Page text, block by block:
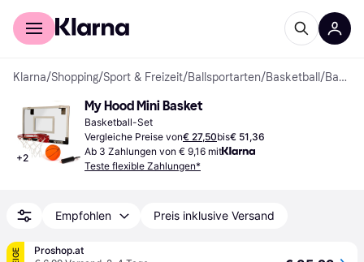
Für Shopper
Klarna/Shopping/Sport & Freizeit/Ballsportarten/Basketball / Basketball-Sets
+2
My Hood Mini Basket
Basketball-Set
Vergleiche Preise von€ 27,50bis€ 51,36
Ab 3 Zahlungen von € 9,16 mit
Teste flexible Zahlungen*
Empfohlen Preis inklusive Versand
Proshop.at